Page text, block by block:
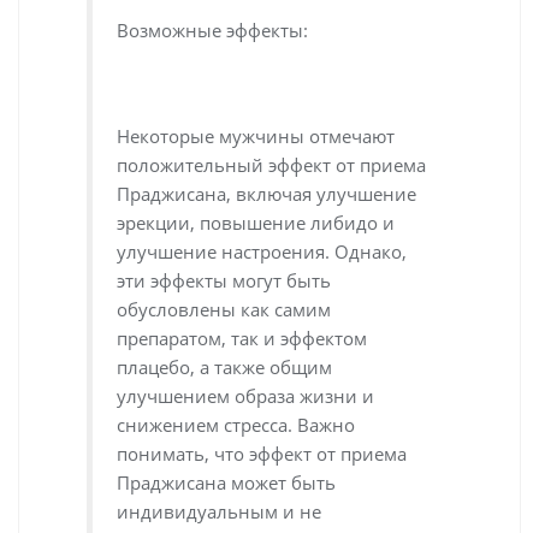
Возможные эффекты:
Некоторые мужчины отмечают
положительный эффект от приема
Праджисана, включая улучшение
эрекции, повышение либидо и
улучшение настроения. Однако,
эти эффекты могут быть
обусловлены как самим
препаратом, так и эффектом
плацебо, а также общим
улучшением образа жизни и
снижением стресса. Важно
понимать, что эффект от приема
Праджисана может быть
индивидуальным и не